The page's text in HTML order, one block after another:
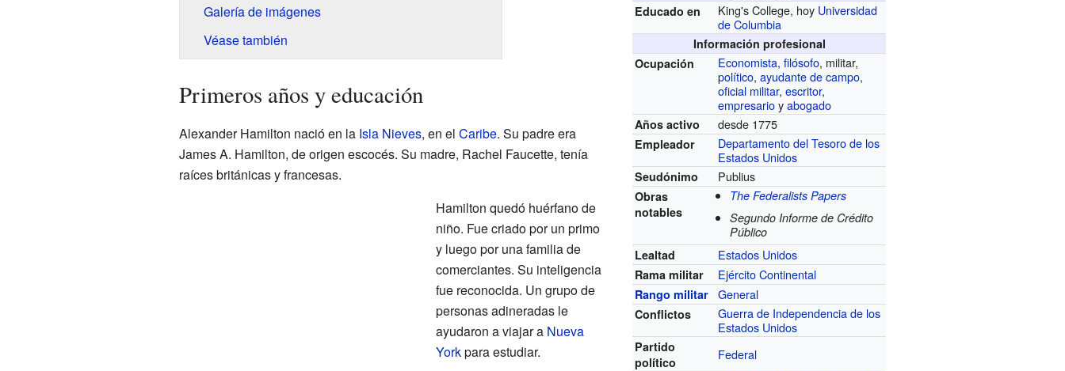
Educado en
King's College, hoy Universidad
de Columbia
Información profesional
Ocupación
Economista,filósofo, militar,
político,ayudante de campo,
oficial militar,escritor,
empresarioyabogado
Años activo desde 1775
Empleador
Departamento del Tesoro de los
Estados Unidos
Seudónimo Publius
Obras
notables
The Federalists Papers
Segundo Informe de Crédito
Público
Lealtad
Estados Unidos
Rama militar Ejército Continental
Rango militar General
Conflictos
Guerra de Independencia de los
Estados Unidos
Partido
político
Federal
Galería de imágenes
Véase también
Primeros años y educación
Alexander Hamilton nació en la Isla Nieves, en el Caribe. Su padre era
James A. Hamilton, de origen escocés. Su madre, Rachel Faucette, tenía
raíces británicas y francesas.
Hamilton quedó huérfano de
niño. Fue criado por un primo
y luego por una familia de
comerciantes. Su inteligencia
fue reconocida. Un grupo de
personas adineradas le
ayudaron a viajar a Nueva
Yorkpara estudiar.